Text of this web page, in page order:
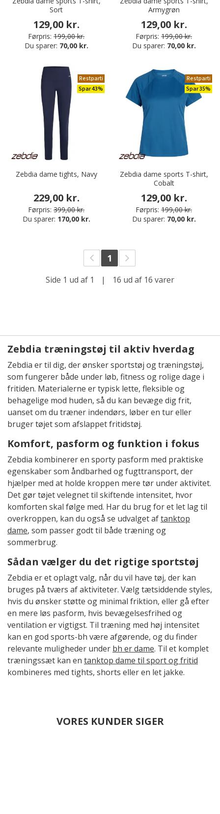
Sort
129,00 kr.
Førpris: 199,00 kr.
Du sparer: 70,00 kr.
Armygrøn
129,00 kr.
Førpris: 199,00 kr.
Du sparer: 70,00 kr.
Restparti
Spar 43%
Zebdia dame tights, Navy
229,00 kr.
Førpris: 399,00 kr.
Du sparer: 170,00 kr.
Restparti
Spar 35%
Zebdia dame sports T-shirt,
Cobalt
129,00 kr.
Førpris: 199,00 kr.
Du sparer: 70,00 kr.
1
Side 1 ud af 1 | 16 ud af 16 varer
Zebdia træningstøj til aktiv hverdag
Zebdia er til dig, der ønsker sportstøj og træningstøj,
som fungerer både under løb, fitness og rolige dage i
fritiden. Materialerne er typisk lette, fleksible og
behagelige mod huden, så du kan bevæge dig frit,
uanset om du træner indendørs, løber en tur eller
bruger tøjet som afslappet fritidstøj.
Komfort, pasform og funktion i fokus
Zebdia kombinerer en sporty pasform med praktiske
egenskaber som åndbarhed og fugttransport, der
hjælper med at holde kroppen mere tør under aktivitet.
Det gør tøjet velegnet til skiftende intensitet, hvor
komforten skal følge med. Har du brug for et let lag til
overkroppen, kan du også se udvalget aftanktop
dame, som passer godt til både træning og
sommerbrug.
Sådan vælger du det rigtige sportstøj
Zebdia er et oplagt valg, når du vil have tøj, der kan
bruges på tværs af aktiviteter. Vælg tætsiddende styles,
hvis du ønsker støtte og minimal friktion, eller gå efter
en mere løs pasform, hvis bevægelsesfrihed og
ventilation er vigtigst. Til træning med høj intensitet
kan en god sports-bh være afgørende, og du finder
relevante muligheder under bh er dame. Til et komplet
træningssæt kan en tanktop dame til sport og fritid
kombineres med tights, shorts eller en let jakke.
VORES KUNDER SIGER